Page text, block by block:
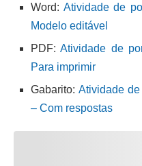
Word: Atividade de
Modelo editável
PDF:Atividade de
Para imprimir
Gabarito: Atividade
– Com respostas